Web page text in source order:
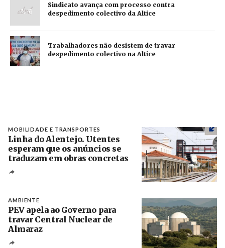
Sindicato avança com processo contra
despedimento colectivo da Altice
Trabalhadores não desistem de travar
despedimento colectivo na Altice
MOBILIDADE E TRANSPORTES
Linha do Alentejo. Utentes
esperam que os anúncios se
traduzam em obras concretas
AMBIENTE
PEV apela ao Governo para
travar Central Nuclear de
Almaraz